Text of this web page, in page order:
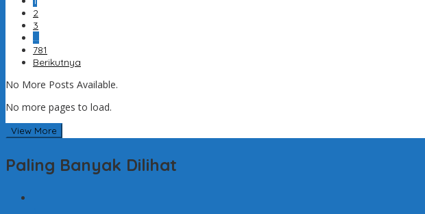
2
3
…
781
Berikutnya
No More Posts Available.
No more pages to load.
View More
Paling Banyak Dilihat